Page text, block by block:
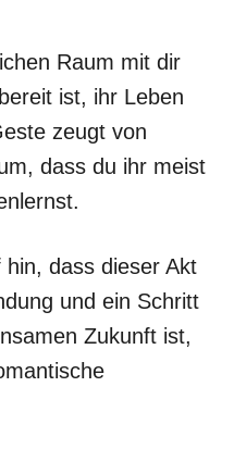
Raum mit dir
ist, ihr Leben
zeugt von
dass du ihr meist
dass dieser Akt
und ein Schritt
Zukunft ist,